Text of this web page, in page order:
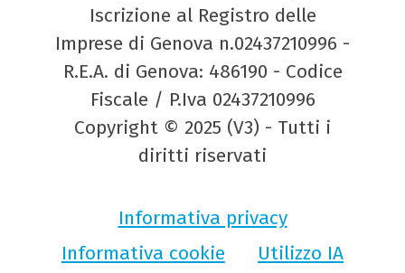
Iscrizione al Registro delle
Imprese di Genova n.02437210996 -
R.E.A. di Genova: 486190 - Codice
Fiscale / P.Iva 02437210996
Copyright © 2025 (V3) - Tutti i
diritti riservati
Informativa privacy
Informativa cookie
Utilizzo IA